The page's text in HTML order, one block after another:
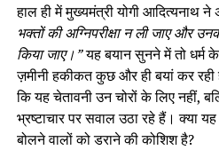
हाल ही में मुख्यमंत्री योगी आदित्यनाथ
भक्तों की अग्निपरीक्षा न ली जाए और
किया जाए।”यह बयान सुनने में तो धर्म
ज़मीनी हकीकत कुछ और ही बयां कर रही
कि यह चेतावनी उन चोरों के लिए नहीं,
भ्रष्टाचार पर सवाल उठा रहे हैं। क्या
बोलने वालों को डराने की कोशिश है?